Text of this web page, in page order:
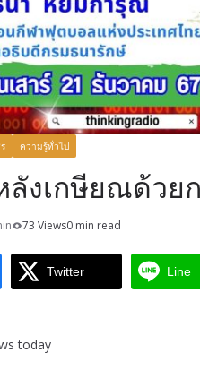
ความรู้ทั่วไป
งเกษียณด้วย
73 Views0 min read
Twitter Line
today